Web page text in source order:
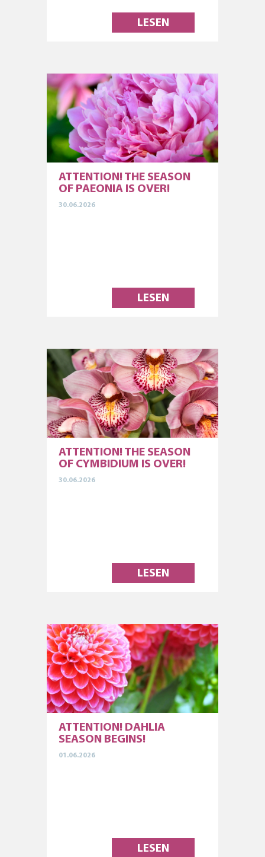
LESEN
ATTENTION! THE SEASON
OF PAEONIA IS OVER!
30.06.2026
LESEN
ATTENTION! THE SEASON
OF CYMBIDIUM IS OVER!
30.06.2026
LESEN
ATTENTION! DAHLIA
SEASON BEGINS!
01.06.2026
LESEN